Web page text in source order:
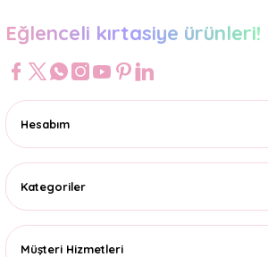
Eğlenceli kırtasiye ürünleri!
Hesabım
Kategoriler
Müşteri Hizmetleri